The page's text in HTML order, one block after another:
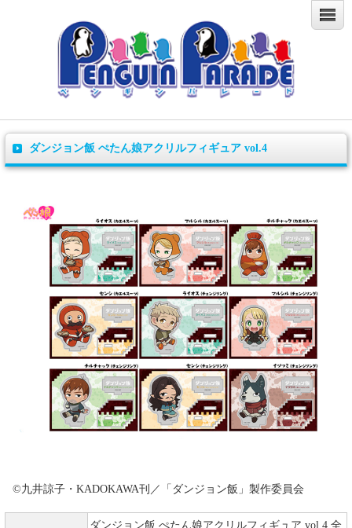
ダンジョン飯 ぺたん娘アクリルフィギュア vol.4
©九井諒子・KADOKAWA刊／「ダンジョン飯」製作委員会
ダンジョン飯 ぺたん娘アクリルフィギュア vol.4 全